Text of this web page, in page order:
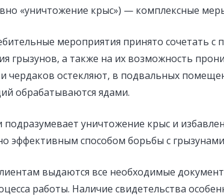
«уничтожение крыс») — комплексные
мероприятия принято сочетать
грызунов, а также на их возможность
чердаков остекляют, в подвальных
обрабатываются ядами.
уничтожение крыс и
эффективным способом борьбы с
выдаются все необходимые
работы. Наличие свидетельства